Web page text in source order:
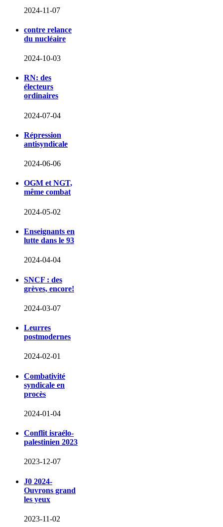
2024-11-07
contre relance
du nucléaire
2024-10-03
RN: des
électeurs
ordinaires
2024-07-04
Répression
antisyndicale
2024-06-06
OGM et NGT,
même combat
2024-05-02
Enseignants en
lutte dans le 93
2024-04-04
SNCF : des
grèves, encore!
2024-03-07
Leurres
postmodernes
2024-02-01
Combativité
syndicale en
procès
2024-01-04
Conflit israélo-
palestinien 2023
2023-12-07
J0 2024-
Ouvrons grand
les yeux
2023-11-02